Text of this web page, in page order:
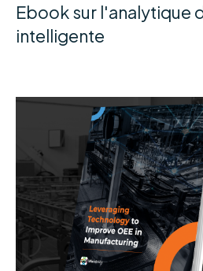
Ebook sur l'analytique
intelligente